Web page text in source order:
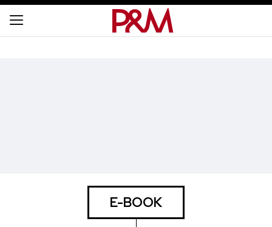
E-BOOK